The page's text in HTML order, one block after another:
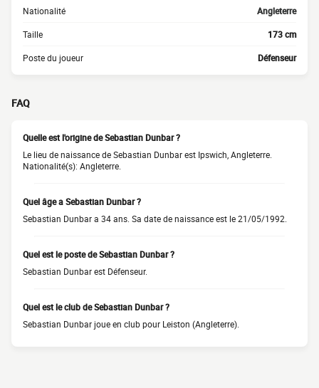
Nationalité Angleterre
Taille 173 cm
Poste du joueur Défenseur
FAQ
Quelle est l'origine de Sebastian Dunbar ?
Le lieu de naissance de Sebastian Dunbar est Ipswich, Angleterre.
Nationalité(s): Angleterre.
Quel âge a Sebastian Dunbar ?
Sebastian Dunbar a 34 ans. Sa date de naissance est le 21/05/1992.
Quel est le poste de Sebastian Dunbar ?
Sebastian Dunbar est Défenseur.
Quel est le club de Sebastian Dunbar ?
Sebastian Dunbar joue en club pour Leiston (Angleterre).